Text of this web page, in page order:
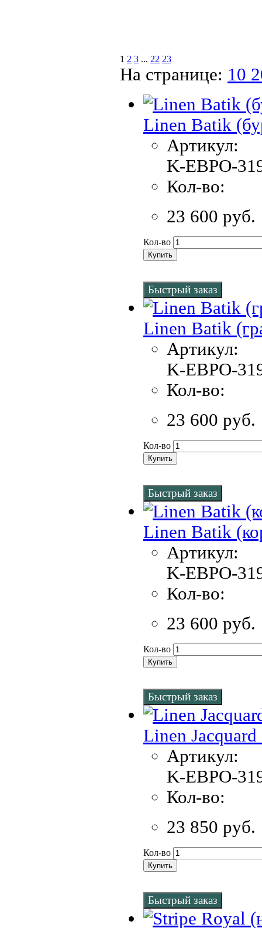
1 2 3 ... 22 23
На странице: 10
Linen Batik
Артикул:
K-EBPO-
Кол-во:
23 600 руб.
Кол-во
Купить
Быстрый заказ
Linen Batik
Артикул:
K-EBPO-
Кол-во:
23 600 руб.
Кол-во
Купить
Быстрый заказ
Linen Batik
Артикул:
K-EBPO-
Кол-во:
23 600 руб.
Кол-во
Купить
Быстрый заказ
Linen
Артикул:
K-EBPO-
Кол-во:
23 850 руб.
Кол-во
Купить
Быстрый заказ